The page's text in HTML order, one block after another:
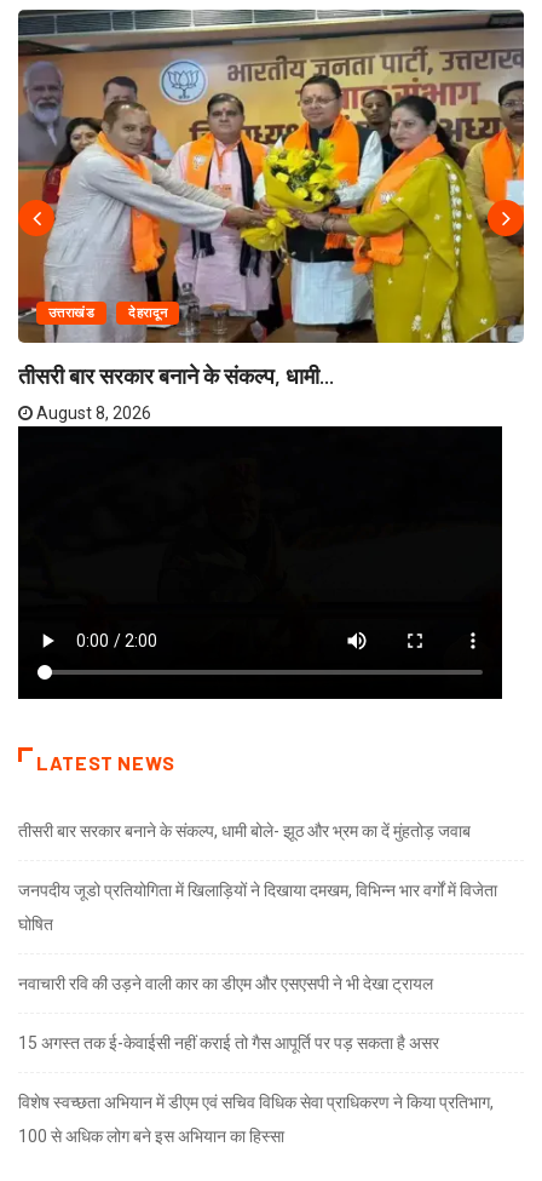
उत्तराखंड देहरादून
तीसरी बार सरकार बनाने के संकल्प, धामी...
August 8, 2026
LATEST NEWS
तीसरी बार सरकार बनाने के संकल्प, धामी बोले- झूठ और भ्रम का दें मुंहतोड़ जवाब
जनपदीय जूडो प्रतियोगिता में खिलाड़ियों ने दिखाया दमखम, विभिन्न भार वर्गों में विजेता
घोषित
नवाचारी रवि की उड़ने वाली कार का डीएम और एसएसपी ने भी देखा ट्रायल
15 अगस्त तक ई-केवाईसी नहीं कराई तो गैस आपूर्ति पर पड़ सकता है असर
विशेष स्वच्छता अभियान में डीएम एवं सचिव विधिक सेवा प्राधिकरण ने किया प्रतिभाग,
100 से अधिक लोग बने इस अभियान का हिस्सा